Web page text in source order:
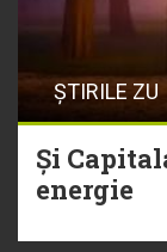
ȘTIRILE ZU
Și
energie